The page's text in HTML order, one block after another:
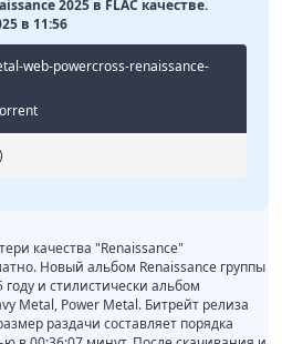
2025 в FLAC качестве.
в 11:56
web-powercross-renaissance-
качества "Renaissance"
Новый альбом Renaissance группы
и стилистически альбом
Metal, Power Metal. Битрейт релиза
раздачи составляет порядка